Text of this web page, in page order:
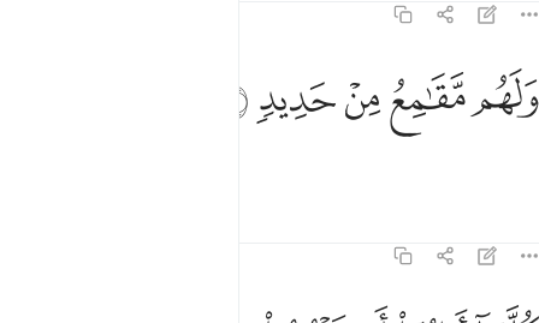
ولهم مقامع من حديد ٢١
وَلَهُم مَّقَـٰمِعُ مِنْ حَدِيدٍۢ ٢١
ﲪﲫﲬﲭﲮ
كلما ارادوا ان يخرجوا منها من غم اعيدوا فيها وذوقوا عذاب الحريق ٢٢